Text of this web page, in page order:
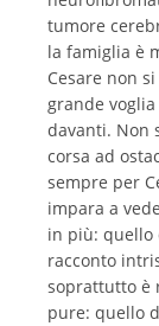
tumore
la famiglia è
Cesare non
grande
davanti. Non
corsa ad
sempre per
impara a
in più: quello
racconto
soprattutto è
pure: quello